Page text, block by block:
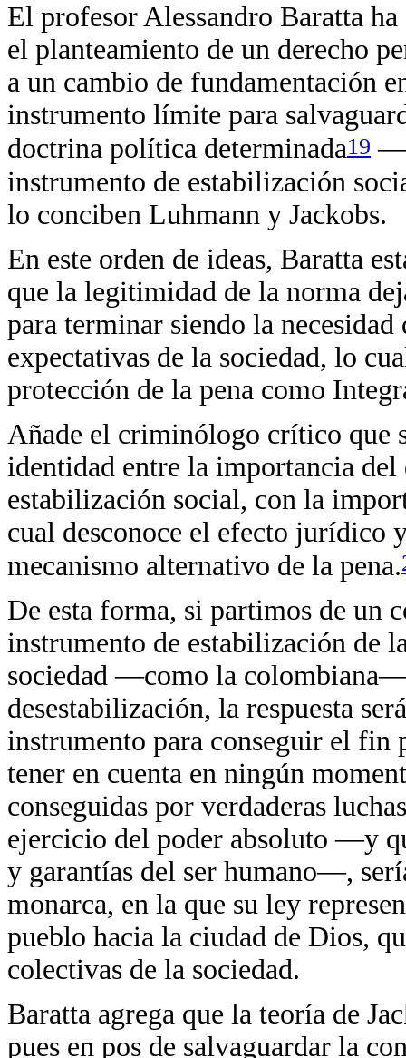
El profesor Alessandro Baratta
el planteamiento de un derecho
a un cambio de fundamentación
instrumento límite para
doctrina política determinada19
instrumento de estabilización
lo conciben Luhmann y Jackobs.
En este orden de ideas, Baratta
que la legitimidad de la norma
para terminar siendo la
expectativas de la sociedad, lo
protección de la pena como
Añade el criminólogo crítico que
identidad entre la importancia
estabilización social, con la
cual desconoce el efecto jurídico
mecanismo alternativo de la pena.
De esta forma, si partimos de un
instrumento de estabilización de
sociedad —como la colombiana—
desestabilización, la respuesta
instrumento para conseguir el fin
tener en cuenta en ningún
conseguidas por verdaderas
ejercicio del poder absoluto —y
y garantías del ser humano—,
monarca, en la que su ley
pueblo hacia la ciudad de Dios,
colectivas de la sociedad.
Baratta agrega que la teoría de
pues en pos de salvaguardar la